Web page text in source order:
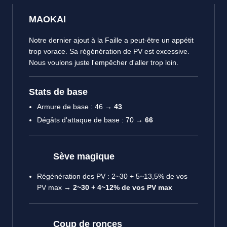
MAOKAI
Notre dernier ajout à la Faille a peut-être un appétit
trop vorace. Sa régénération de PV est excessive.
Nous voulons juste l'empêcher d'aller trop loin.
Stats de base
Armure de base : 46 → 43
Dégâts d'attaque de base : 70 → 66
Sève magique
Régénération des PV : 2~30 + 5~13,5% de vos
PV max → 2~30 + 4~12% de vos PV max
Coup de ronces